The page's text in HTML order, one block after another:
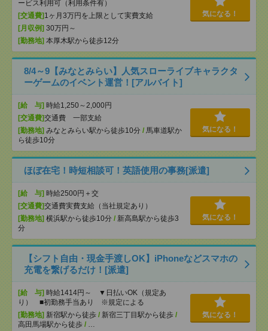
ービス利用可（利用条件有）
[交通費] 1ヶ月3万円を上限として実費支給
[月収例] 30万円～
[勤務地] 本厚木駅から徒歩12分
気になる！
8/4～9【みなとみらい】人気スローライブキャラクタ
ーゲームのイベント運営！[アルバイト]
[給 与] 時給1,250～2,000円
[交通費]交通費 一部支給
[勤務地] みなとみらい駅から徒歩10分 / 馬車道駅か
ら徒歩10分
気になる！
ほぼ在宅！時短相談可！英語使用の事務[派遣]
[給 与] 時給2500円＋交
[交通費]交通費実費支給（当社規定あり）
[勤務地] 横浜駅から徒歩10分 / 新高島駅から徒歩3
分
気になる！
【シフト自由・現金手渡しOK】iPhoneなどスマホの
充電を繋げるだけ！[派遣]
[給 与] 時給1414円～ ▼日払いOK（規定あ
り） ■初勤務手当あり ※規定による
[勤務地] 新宿駅から徒歩 / 新宿三丁目駅から徒歩 /
高田馬場駅から徒歩 / …
気になる！